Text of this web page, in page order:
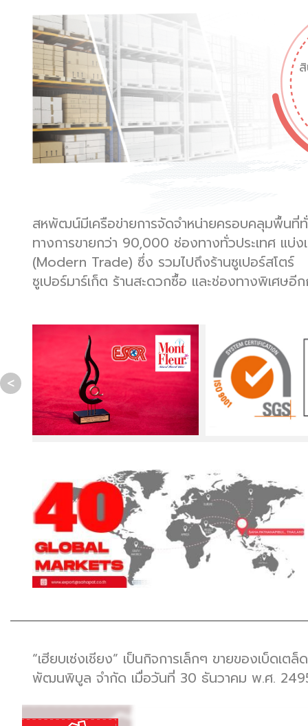
สหพัฒน์มีเครือข่ายการจัดจำหน่ายครอบคลุมพื้นที่ทั่
ทางการขายกว่า 90,000 ช่องทางทั่วประเทศ แ
(Modern Trade) ซึ่ง รวมไปถึงร้านซูเปอร์สโตร์
ซูเปอร์มาร์เก็ต ร้านสะดวกซื้อ และช่องทางพิเศษอี
<
“เฮียบเซ่งเชียง” เป็นกิจการเล็กๆ ขายของเบ็ดเ
พัฒนพิบูล จำกัด เมื่อวันที่ 30 ธันวาคม พ.ศ. 2495